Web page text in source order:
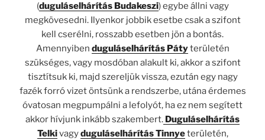
(duguláselhárításBudakeszi) egybe állni vagy
megkövesedni. Ilyenkor jobbik esetbe csak a szifont
kell cserélni, rosszabb esetben jön a bontás.
Amennyiben duguláselhárítás Pátyterületén
szükséges, vagy mosdóban alakult ki, akkor a szifont
tisztítsuk ki, majd szereljük vissza, ezután egy nagy
fazék forró vizet öntsünk a rendszerbe, utána érdemes
óvatosan megpumpálni a lefolyót, ha ez nem segített
akkor hívjunk inkább szakembert. Duguláselhárítás
Telkivagyduguláselhárítás Tinnyeterületén,